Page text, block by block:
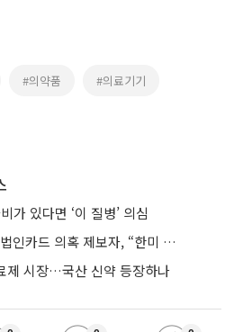
#의약품 #의료기기
가 있다면 ‘이 질병’ 의심
한미약품 송영숙 회장 법인카드 의혹 제보자, “한미 잘 되기 바라는 마음”
제 시장…국산 신약 등장하나